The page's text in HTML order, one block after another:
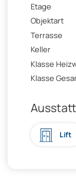
Etage
Objektart
Terrasse
Keller
Klasse
Klasse
Lift